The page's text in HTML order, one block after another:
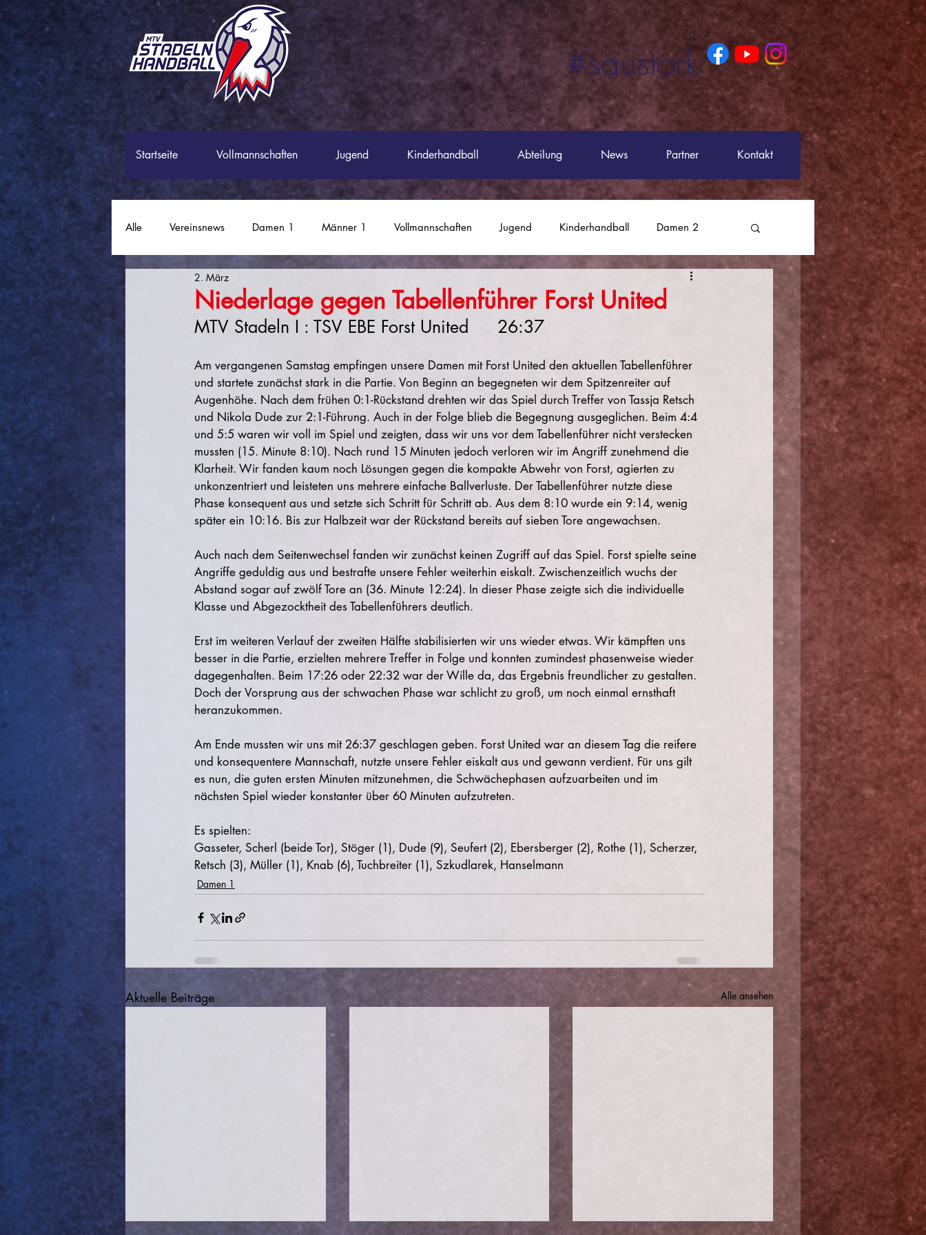
#saustork
#saustork
Startseite Vollmannschaften Jugend Kinderhandball Abteilung News Partner Kontakt
Alle Vereinsnews Damen 1 Männer 1 Vollmannschaften Jugend Kinderhandball Damen 2
Männer 2 Männer 3
Niederlage gegen Tabellenführer Forst United
2. März
MTV Stadeln I : TSV EBE Forst United	26:37
Am vergangenen Samstag empfingen unsere Damen mit Forst United den aktuellen Tabellenführer
und startete zunächst stark in die Partie. Von Beginn an begegneten wir dem Spitzenreiter auf
Augenhöhe. Nach dem frühen 0:1-Rückstand drehten wir das Spiel durch Treffer von Tassja Retsch
und Nikola Dude zur 2:1-Führung. Auch in der Folge blieb die Begegnung ausgeglichen. Beim 4:4
und 5:5 waren wir voll im Spiel und zeigten, dass wir uns vor dem Tabellenführer nicht verstecken
mussten (15. Minute 8:10). Nach rund 15 Minuten jedoch verloren wir im Angriff zunehmend die
Klarheit. Wir fanden kaum noch Lösungen gegen die kompakte Abwehr von Forst, agierten zu
unkonzentriert und leisteten uns mehrere einfache Ballverluste. Der Tabellenführer nutzte diese
Phase konsequent aus und setzte sich Schritt für Schritt ab. Aus dem 8:10 wurde ein 9:14, wenig
später ein 10:16. Bis zur Halbzeit war der Rückstand bereits auf sieben Tore angewachsen.
Auch nach dem Seitenwechsel fanden wir zunächst keinen Zugriff auf das Spiel. Forst spielte seine
Angriffe geduldig aus und bestrafte unsere Fehler weiterhin eiskalt. Zwischenzeitlich wuchs der
Abstand sogar auf zwölf Tore an (36. Minute 12:24). In dieser Phase zeigte sich die individuelle
Klasse und Abgezocktheit des Tabellenführers deutlich.
Erst im weiteren Verlauf der zweiten Hälfte stabilisierten wir uns wieder etwas. Wir kämpften uns
besser in die Partie, erzielten mehrere Treffer in Folge und konnten zumindest phasenweise wieder
dagegenhalten. Beim 17:26 oder 22:32 war der Wille da, das Ergebnis freundlicher zu gestalten.
Doch der Vorsprung aus der schwachen Phase war schlicht zu groß, um noch einmal ernsthaft
heranzukommen.
Am Ende mussten wir uns mit 26:37 geschlagen geben. Forst United war an diesem Tag die reifere
und konsequentere Mannschaft, nutzte unsere Fehler eiskalt aus und gewann verdient. Für uns gilt
es nun, die guten ersten Minuten mitzunehmen, die Schwächephasen aufzuarbeiten und im
nächsten Spiel wieder konstanter über 60 Minuten aufzutreten.
Es spielten:
Gasseter, Scherl (beide Tor), Stöger (1), Dude (9), Seufert (2), Ebersberger (2), Rothe (1), Scherzer,
Retsch (3), Müller (1), Knab (6), Tuchbreiter (1), Szkudlarek, Hanselmann
Damen 1
Aktuelle Beiträge Alle ansehen